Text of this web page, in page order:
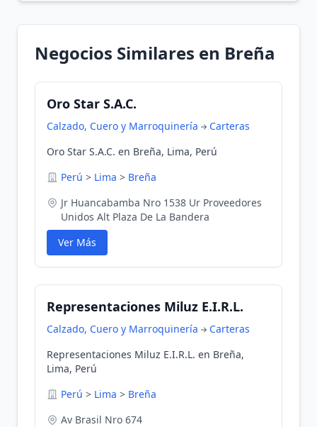
Negocios Similares en Breña
Oro Star S.A.C.
Calzado, Cuero y Marroquinería
Carteras
Oro Star S.A.C. en Breña, Lima, Perú
Perú > Lima > Breña
Jr Huancabamba Nro 1538 Ur Proveedores
Unidos Alt Plaza De La Bandera
Ver Más
Representaciones Miluz E.I.R.L.
Calzado, Cuero y Marroquinería
Carteras
Representaciones Miluz E.I.R.L. en Breña,
Lima, Perú
Perú > Lima > Breña
Av Brasil Nro 674